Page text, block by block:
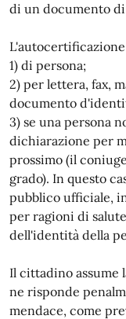
di un documento
1) di persona;
2) per lettera, fax,
documento
3) se una persona
dichiarazione per
prossimo (il
grado). In questo
pubblico ufficiale,
per ragioni di
dell'identità della
Il cittadino assume
ne risponde
mendace, come